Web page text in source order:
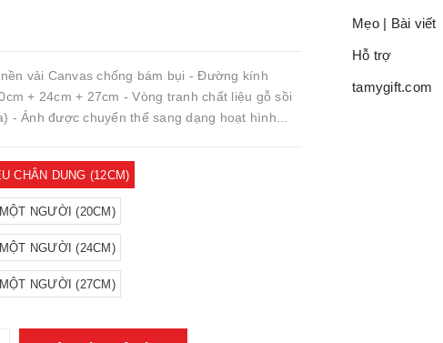
vải Canvas chống bám bụi - Đường kính
+ 24cm + 27cm - Vòng tranh chất liệu gỗ sồi
- Ảnh được chuyển thể sang dạng hoạt hình...
CHÂN DUNG (12CM)
NGƯỜI (20CM)
NGƯỜI (24CM)
NGƯỜI (27CM)
Mẹo | Bài viết
Hỗ trợ
tamygift.com